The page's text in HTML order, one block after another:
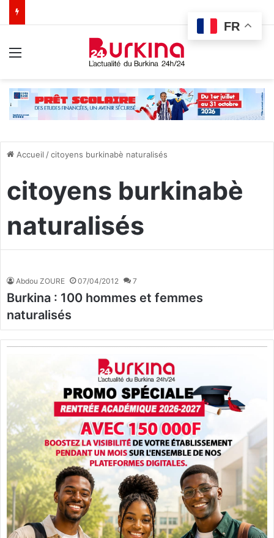
Accueil /citoyens burkinabè naturalisés
citoyens burkinabè
naturalisés
Abdou ZOURE 07/04/2012 7
Burkina : 100 hommes et femmes
naturalisés
FR